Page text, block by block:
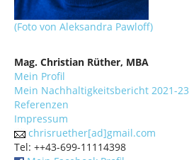
(Foto von Aleksandra Pawloff)
Mag. Christian Rüther, MBA
Mein Profil
Mein Nachhaltigkeitsbericht 2021-23
Referenzen
Impressum
chrisruether[ad]gmail.com
Tel: ++43-699-11114398